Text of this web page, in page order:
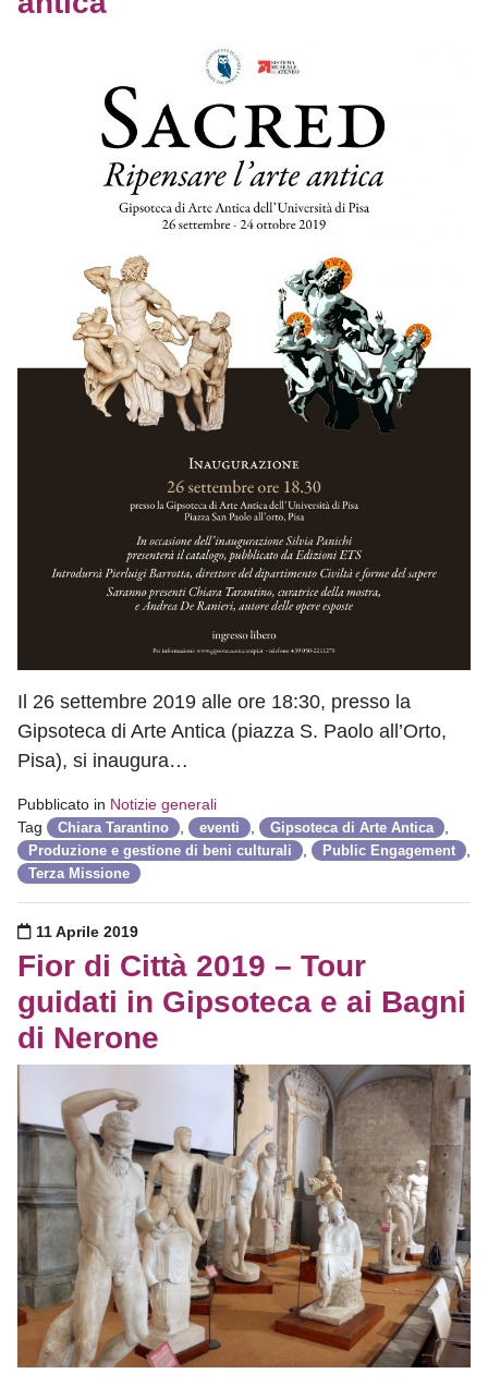
Il 26 settembre 2019 alle ore 18:30, presso la
Gipsoteca di Arte Antica (piazza S. Paolo all’Orto,
Pisa), si inaugura…
Pubblicato in Notizie generali
Tag
Chiara Tarantino eventi Gipsoteca di Arte Antica
Produzione e gestione di beni culturali Public Engagement
Terza Missione
Pubblicato il
11 Aprile 2019
Fior di Città 2019 – Tour
guidati in Gipsoteca e ai Bagni
di Nerone